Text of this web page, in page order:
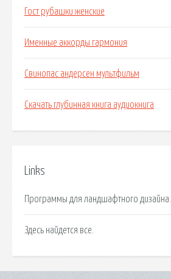
Гост рубашки женские
Именные аккорды гармония
Свинопас андерсен мультфильм
Скачать глубинная книга аудиокнига
Links
Программы для ландшафтного дизайна.
Здесь найдется все.